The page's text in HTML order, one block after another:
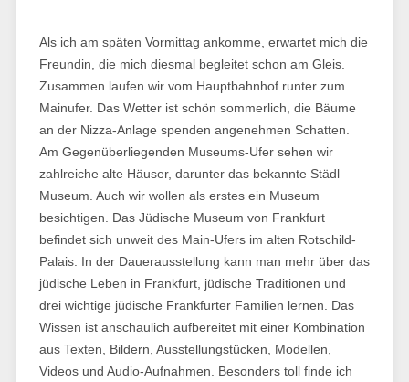
Als ich am späten Vormittag ankomme, erwartet mich die
Freundin, die mich diesmal begleitet schon am Gleis.
Zusammen laufen wir vom Hauptbahnhof runter zum
Mainufer. Das Wetter ist schön sommerlich, die Bäume
an der Nizza-Anlage spenden angenehmen Schatten.
Am Gegenüberliegenden Museums-Ufer sehen wir
zahlreiche alte Häuser, darunter das bekannte Städl
Museum. Auch wir wollen als erstes ein Museum
besichtigen. Das Jüdische Museum von Frankfurt
befindet sich unweit des Main-Ufers im alten Rotschild-
Palais. In der Dauerausstellung kann man mehr über das
jüdische Leben in Frankfurt, jüdische Traditionen und
drei wichtige jüdische Frankfurter Familien lernen. Das
Wissen ist anschaulich aufbereitet mit einer Kombination
aus Texten, Bildern, Ausstellungstücken, Modellen,
Videos und Audio-Aufnahmen. Besonders toll finde ich